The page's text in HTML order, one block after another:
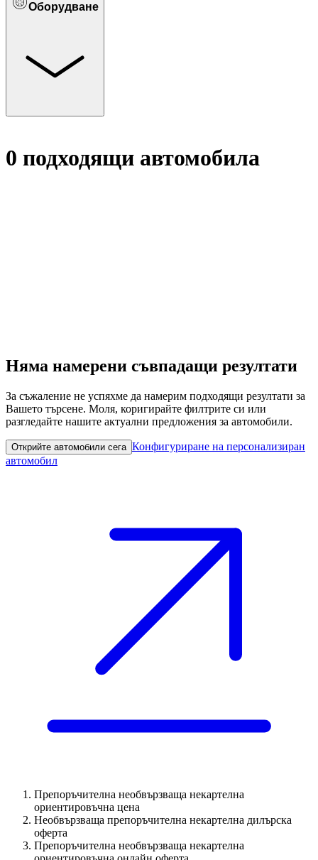
Оборудване
0 подходящи автомобилa
Няма намерени съвпадащи резултати
За съжаление не успяхме да намерим подходящи резултати за
Вашето търсене. Моля, коригирайте филтрите си или
разгледайте нашите актуални предложения за автомобили.
Открийте автомобили сега Конфигуриране на персонализиран
автомобил
Препоръчителна необвързваща некартелна
ориентировъчна цена
Необвързваща препоръчителна некартелна дилърска
оферта
Препоръчителна необвързваща некартелна